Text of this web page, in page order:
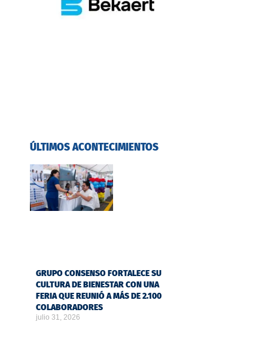
ÚLTIMOS ACONTECIMIENTOS
GRUPO CONSENSO FORTALECE SU
CULTURA DE BIENESTAR CON UNA
FERIA QUE REUNIÓ A MÁS DE 2.100
COLABORADORES
julio 31, 2026